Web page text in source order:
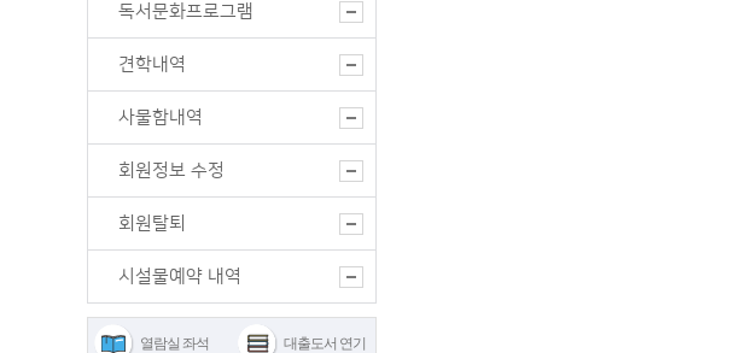
독서문화프로그램
견학내역
사물함내역
회원정보 수정
회원탈퇴
시설물예약 내역
열람실 좌석 대출도서 연기